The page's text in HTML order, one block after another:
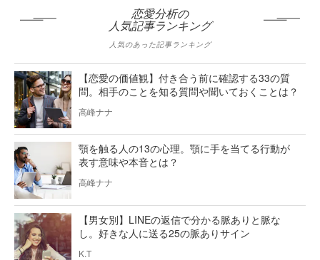
恋愛分析の
人気記事ランキング
人気のあった記事ランキング
【恋愛の価値観】付き合う前に確認する33の質
問。相手のことを知る質問や聞いておくことは？
高峰ナナ
顎を触る人の13の心理。顎に手を当てる行動が
表す意味や本音とは？
高峰ナナ
【男女別】LINEの返信で分かる脈ありと脈な
し。好きな人に送る25の脈ありサイン
K.T